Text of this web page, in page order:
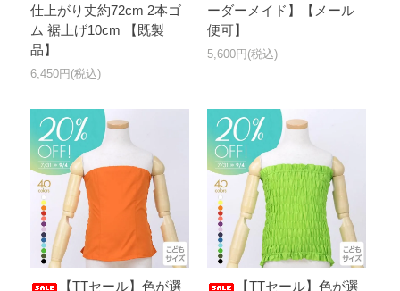
仕上がり丈約72cm 2本ゴ
ム 裾上げ10cm 【既製
品】
6,450円(税込)
ーダーメイド】【メール
便可】
5,600円(税込)
【TTセール】色が選
【TTセール】色が選